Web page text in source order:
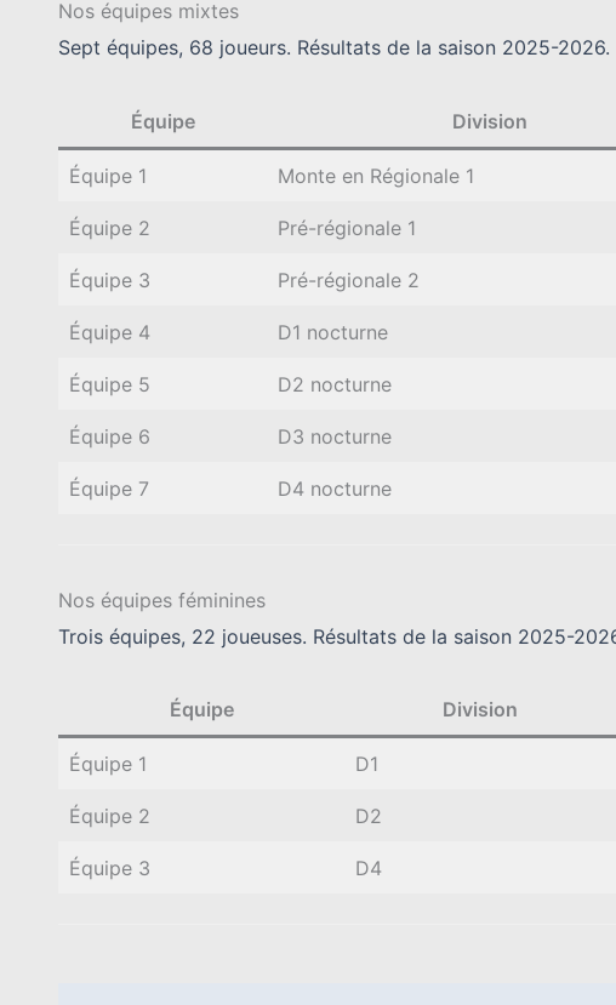
Nos équipes mixtes
Sept équipes, 68 joueurs. Résultats de la saison 2025-2026.
Équipe Division
Équipe 1 Monte en Régionale 1
Équipe 2 Pré-régionale 1
Équipe 3 Pré-régionale 2
Équipe 4 D1 nocturne
Équipe 5 D2 nocturne
Équipe 6 D3 nocturne
Équipe 7 D4 nocturne
Nos équipes féminines
Trois équipes, 22 joueuses. Résultats de la saison 2025-
Équipe Division
Équipe 1 D1
Équipe 2 D2
Équipe 3 D4